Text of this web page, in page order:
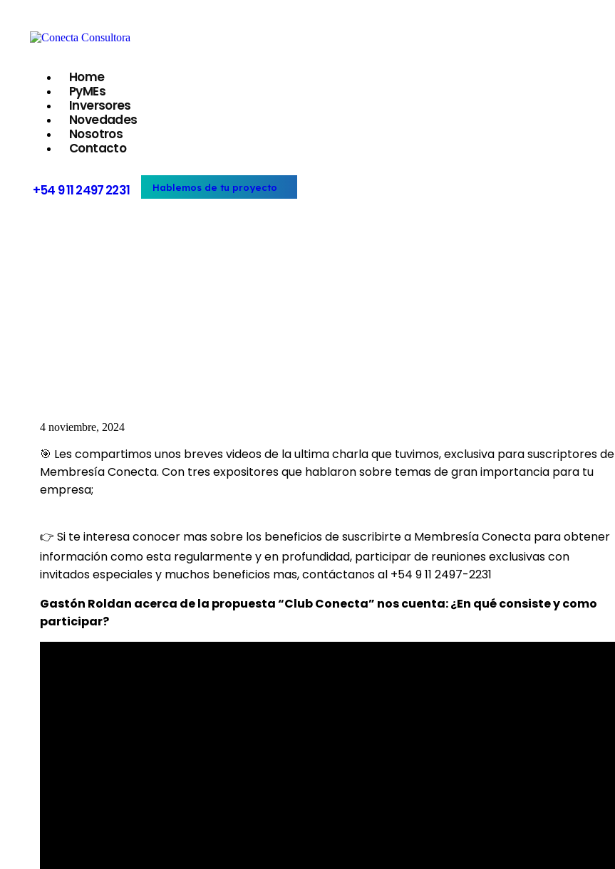
Home
PyMEs
Inversores
Novedades
Nosotros
Contacto
+54 9 11 2497 2231 Hablemos de tu proyecto
4 noviembre, 2024
🎯 Les compartimos unos breves videos de la ultima charla que tuvimos, exclusiva para suscriptores de
Membresía Conecta. Con tres expositores que hablaron sobre temas de gran importancia para tu
empresa;
👉 Si te interesa conocer mas sobre los beneficios de suscribirte a Membresía Conecta para obtener
información como esta regularmente y en profundidad, participar de reuniones exclusivas con
invitados especiales y muchos beneficios mas, contáctanos al +54 9 11 2497-2231
Gastón Roldan acerca de la propuesta “Club Conecta” nos cuenta: ¿En qué consiste y como
participar?